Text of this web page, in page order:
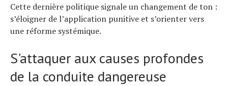
Cette dernière politique signale un changement de ton :
s’éloigner de l’application punitive et s’orienter vers
une réforme systémique.
S'attaquer aux causes profondes
de la conduite dangereuse